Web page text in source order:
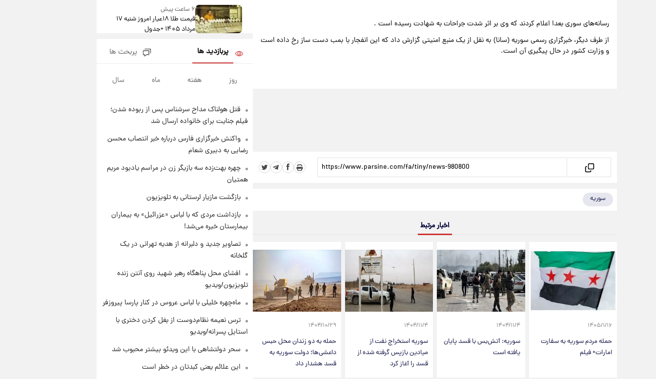
رسانه‌های سوری بعدا اعلام کردند که وی بر اثر شدت جراحات به شهادت رسیده است .
از طرف دیگر، خبرگزاری رسمی سوریه (سانا) به نقل از یک منبع امنیتی گزارش داد که این انفجار با بمب دست ساز رخ داده است
و وزارت کشور در حال پیگیری آن است.
سوریه
اخبار مرتبط
۱۴۰۵/۱/۱۶
حمله مردم سوریه به سفارت
امارات+ فیلم
۱۴۰۴/۱۱/۴
سوریه: آتش‌بس با قسد پایان
یافته است
۱۴۰۴/۱۱/۴
سوریه استخراج نفت از
میادین بازپس گرفته شده از
قسد را آغاز کرد
۱۴۰۴/۱۰/۲۹
حمله به دو زندان محل حبس
داعشی‌ها؛ دولت سوریه به
قسد هشدار داد
۶ ساعت پیش
قیمت طلا ۱۸عیار امروز شنبه ۱۷
مرداد ۱۴۰۵ +جدول
قیمت محصولات ایران‌خودرو و
سایپا امروز شنبه ۱۷ مرداد ۱۴۰۵
۲۱ ساعت پیش
۱۴۰۵
۲۱ ساعت پیش
بازیکن به درد نخور استقلال با
مقصد اروپا این تیم را ترک کرد!
۱ روز پیش
تصاویر کمتر دیده‌شده از شهیدان
حاجی‌زاده و باقری؛ فرماندهان
پربازدید ها پربحث ها
روز هفته ماه سال
قتل هولناک مداح سرشناس پس از ربوده شدن؛
فیلم جنایت برای خانواده ارسال شد
واکنش خبرگزاری فارس درباره خبر انتصاب محسن
رضایی به دبیری شعام
چهره بهت‌زده سه بازیگر زن در مراسم یادبود مریم
همتیان
بازگشت مازیار لرستانی به تلویزیون
بازداشت مردی که با لباس «عزرائیل» به بیماران
بیمارستان خیره می‌شد!
تصاویر جدید و دلبرانه از هدیه تهرانی در یک
گلخانه
افشای محل پناهگاه‌ رهبر شهید روی آنتن زنده
تلویزیون/ویدیو
ماه‌چهره خلیلی با لباس عروس در کنار پارسا پیروزفر
ترس نعیمه نظام‌دوست از بغل کردن دختری با
استایل پسرانه/ویدیو
سحر دولتشاهی با این ویدئو بیشتر محبوب شد
این علائم یعنی کبدتان در خطر است